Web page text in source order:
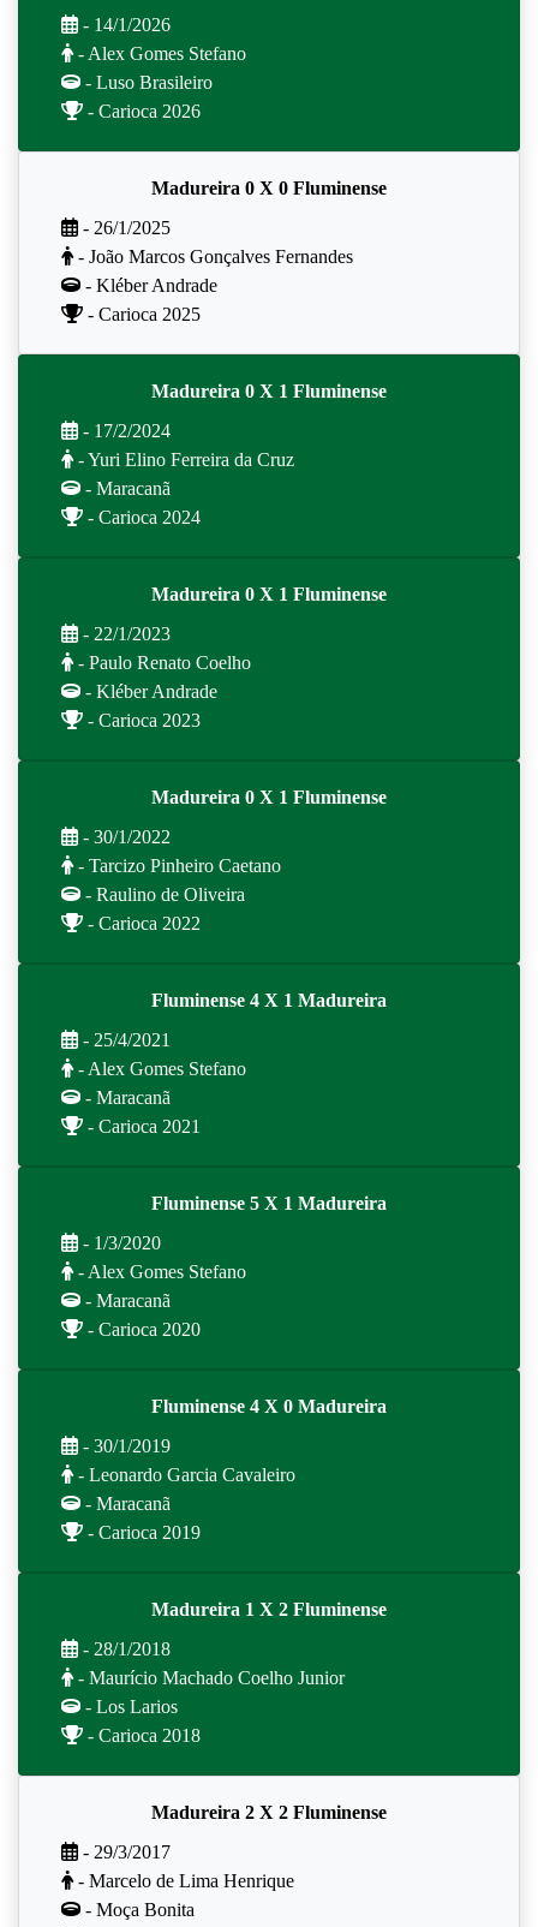
- 14/1/2026
- Alex Gomes Stefano
- Luso Brasileiro
- Carioca 2026
Madureira 0 X 0 Fluminense
- 26/1/2025
- João Marcos Gonçalves Fernandes
- Kléber Andrade
- Carioca 2025
Madureira 0 X 1 Fluminense
- 17/2/2024
- Yuri Elino Ferreira da Cruz
- Maracanã
- Carioca 2024
Madureira 0 X 1 Fluminense
- 22/1/2023
- Paulo Renato Coelho
- Kléber Andrade
- Carioca 2023
Madureira 0 X 1 Fluminense
- 30/1/2022
- Tarcizo Pinheiro Caetano
- Raulino de Oliveira
- Carioca 2022
Fluminense 4 X 1 Madureira
- 25/4/2021
- Alex Gomes Stefano
- Maracanã
- Carioca 2021
Fluminense 5 X 1 Madureira
- 1/3/2020
- Alex Gomes Stefano
- Maracanã
- Carioca 2020
Fluminense 4 X 0 Madureira
- 30/1/2019
- Leonardo Garcia Cavaleiro
- Maracanã
- Carioca 2019
Madureira 1 X 2 Fluminense
- 28/1/2018
- Maurício Machado Coelho Junior
- Los Larios
- Carioca 2018
Madureira 2 X 2 Fluminense
- 29/3/2017
- Marcelo de Lima Henrique
- Moça Bonita